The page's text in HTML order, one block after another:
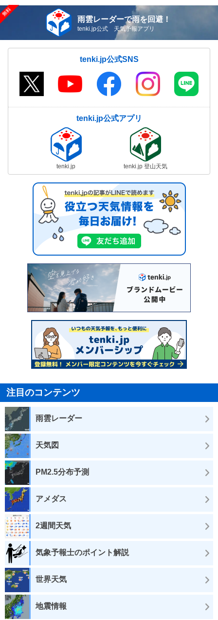
雨雲レーダーで雨を回避！
tenki.jp公式 天気予報アプリ
tenki.jp公式SNS
tenki.jp公式アプリ
tenki.jp tenki.jp 登山天気
注目のコンテンツ
雨雲レーダー
天気図
PM2.5分布予測
アメダス
2週間天気
気象予報士のポイント解説
世界天気
地震情報